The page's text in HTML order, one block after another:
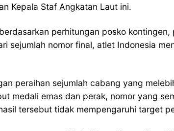
Kepala Staf Angkatan Laut ini.
perhitungan posko
sejumlah nomor final, atlet Indonesia
peraihan sejumlah cabang yang
medali emas dan perak, nomor yang
tersebut tidak mempengaruhi target